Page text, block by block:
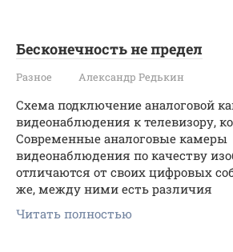
Бесконечность не предел
Разное Александр Редькин
Схема подключение аналоговой
видеонаблюдения к телевизору,
Современные аналоговые камеры
видеонаблюдения по качеству
отличаются от своих цифровых
же, между ними есть различия
Читать полностью